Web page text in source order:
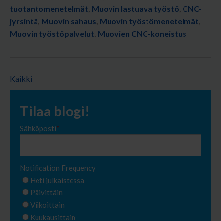
tuotantomenetelmät, Muovin lastuava työstö, CNC-
jyrsintä, Muovin sahaus, Muovin työstömenetelmät,
Muovin työstöpalvelut, Muovien CNC-koneistus
Kaikki
Tilaa blogi!
Sähköposti*
Notification Frequency
Heti julkaistessa
Päivittäin
Viikoittain
Kuukausittain